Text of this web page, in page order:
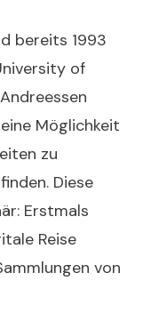
bereits 1993
of
Möglichkeit
zu
Diese
Erstmals
Reise
von